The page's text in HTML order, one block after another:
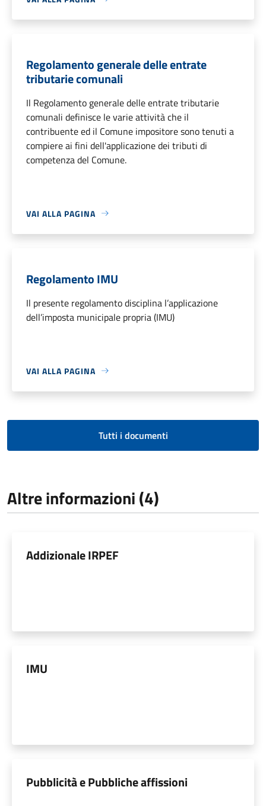
Regolamento generale delle entrate
tributarie comunali
Il Regolamento generale delle entrate tributarie
comunali definisce le varie attività che il
contribuente ed il Comune impositore sono tenuti a
compiere ai fini dell'applicazione dei tributi di
competenza del Comune.
VAI ALLA PAGINA
Regolamento IMU
Il presente regolamento disciplina l’applicazione
dell’imposta municipale propria (IMU)
VAI ALLA PAGINA
Tutti i documenti
Altre informazioni (4)
Addizionale IRPEF
IMU
Pubblicità e Pubbliche affissioni